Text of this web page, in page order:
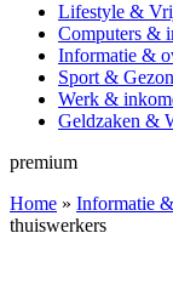
Lifestyle &
Computers &
Informatie &
Sport &
Werk &
Geldzaken &
premium
Home » Informatie
thuiswerkers